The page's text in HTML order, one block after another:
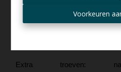
Voorkeuren
bouwdiepte gelijkvloers 17m -
- kroonlijsthoogte tot 13m diep
3,5m - dakvorm: helling 35-45°
Extra troeven:
Ontvang